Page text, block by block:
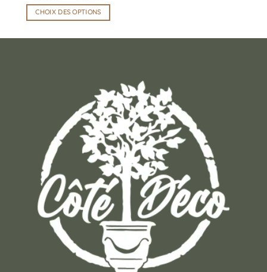
prix :
à
CHOIX DES OPTIONS
produit
options
peuvent
être
choisies
page
du
produit